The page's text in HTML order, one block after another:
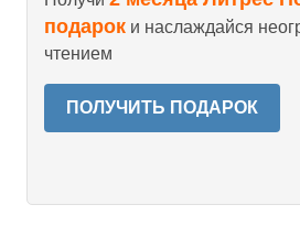
подарок и наслаждайся
чтением
ПОЛУЧИТЬ ПОДАРОК